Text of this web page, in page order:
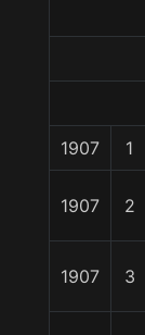
1907 1
1907 2
1907 3